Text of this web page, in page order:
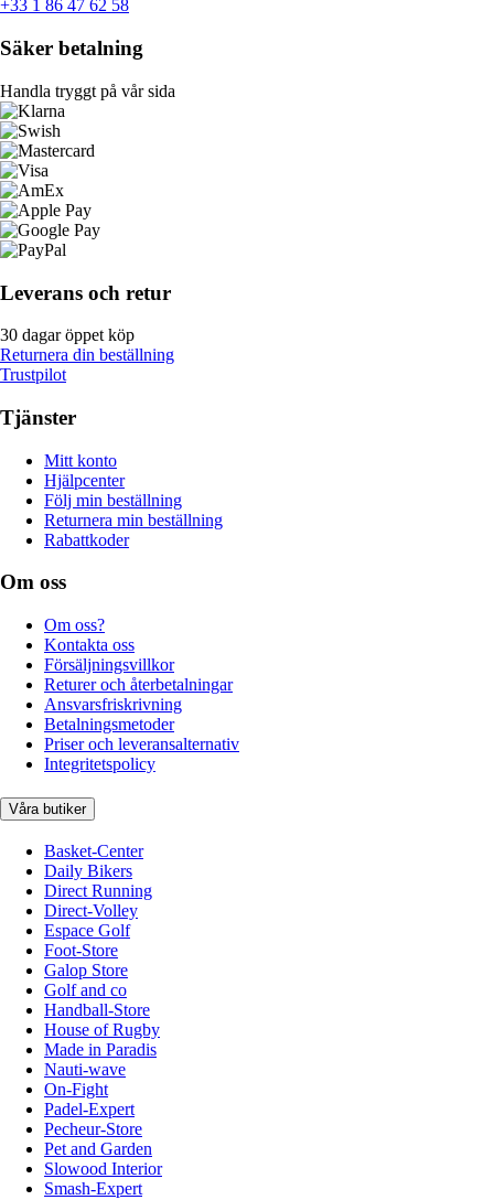
+33 1 86 47 62 58
Säker betalning
Handla tryggt på vår sida
Leverans och retur
30 dagar öppet köp
Returnera din beställning
Trustpilot
Tjänster
Mitt konto
Hjälpcenter
Följ min beställning
Returnera min beställning
Rabattkoder
Om oss
Om oss?
Kontakta oss
Försäljningsvillkor
Returer och återbetalningar
Ansvarsfriskrivning
Betalningsmetoder
Priser och leveransalternativ
Integritetspolicy
Våra butiker
Basket-Center
Daily Bikers
Direct Running
Direct-Volley
Espace Golf
Foot-Store
Galop Store
Golf and co
Handball-Store
House of Rugby
Made in Paradis
Nauti-wave
On-Fight
Padel-Expert
Pecheur-Store
Pet and Garden
Slowood Interior
Smash-Expert